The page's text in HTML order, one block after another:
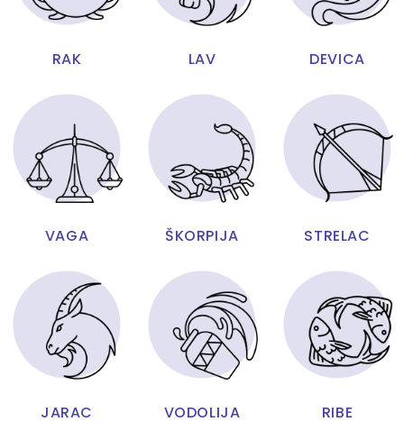
RAK LAV DEVICA
VAGA ŠKORPIJA STRELAC
JARAC VODOLIJA RIBE